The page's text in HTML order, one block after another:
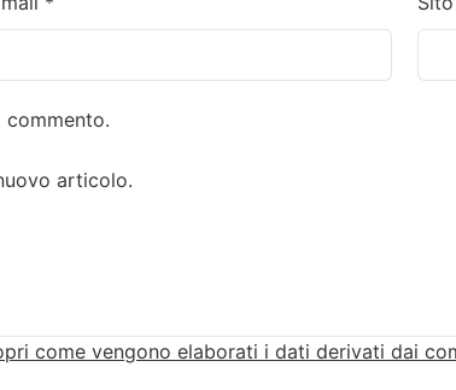
articolo.
come vengono elaborati i dati derivati dai